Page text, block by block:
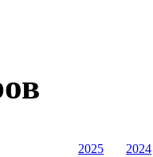
2025
2024